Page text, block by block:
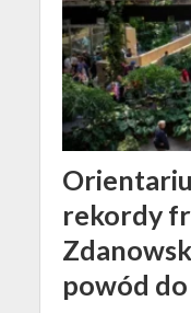
rekordy
powód